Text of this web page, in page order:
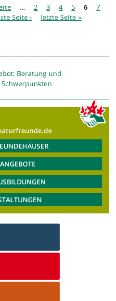
… 2 3 4 5 6
7
Seite › letzte Seite »
Beratung und